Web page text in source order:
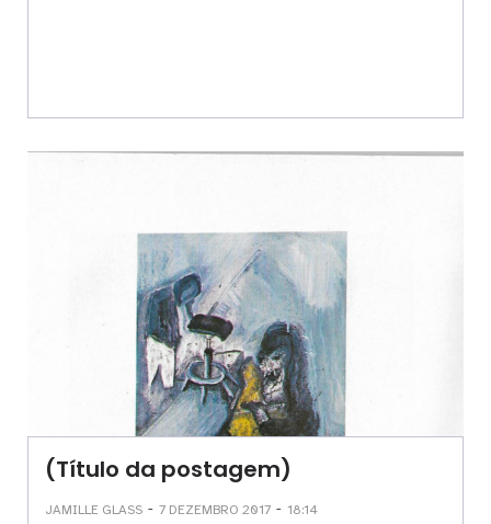
(Título da postagem)
JAMILLE GLASS - 7 DEZEMBRO 2017 - 18:14